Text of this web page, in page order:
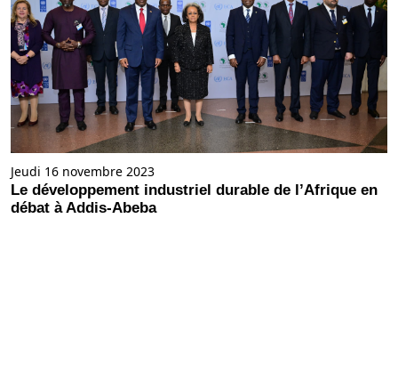
Jeudi 16 novembre 2023
Le développement industriel durable de l’Afrique en
débat à Addis-Abeba